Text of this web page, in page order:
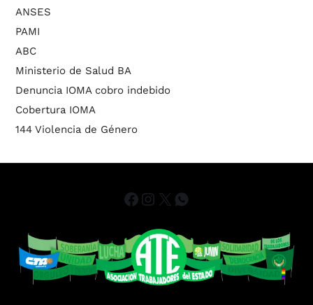
ANSES
PAMI
ABC
Ministerio de Salud BA
Denuncia IOMA cobro indebido
Cobertura IOMA
144 Violencia de Género